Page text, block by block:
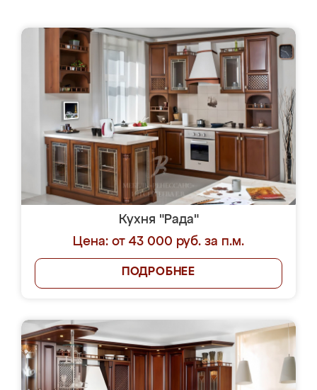
Кухня "Рада"
Цена: от 43 000 руб. за п.м.
ПОДРОБНЕЕ